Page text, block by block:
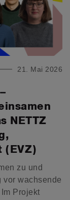
21. Mai 2026
NETTZ
(EVZ)
zu und
wachsende
Projekt